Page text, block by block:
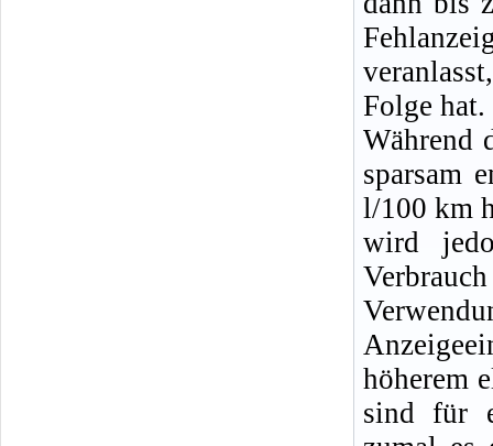
Folge hat.
Während
sparsam
l/100 km
wird
höherem
sind für